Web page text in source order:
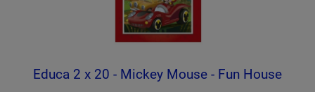
Educa 2 x 20 - Mickey Mouse - Fun House